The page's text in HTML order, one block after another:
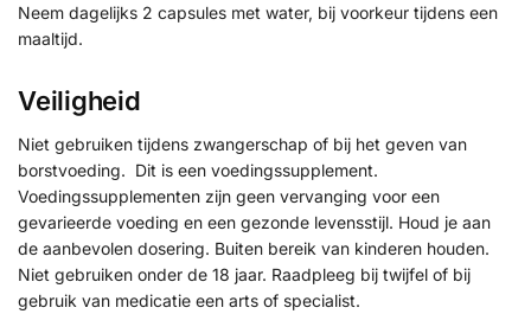
Neem dagelijks 2 capsules met water, bij voorkeur tijdens een
maaltijd.
Veiligheid
Niet gebruiken tijdens zwangerschap of bij het geven van
borstvoeding. Dit is een voedingssupplement.
Voedingssupplementen zijn geen vervanging voor een
gevarieerde voeding en een gezonde levensstijl. Houd je aan
de aanbevolen dosering. Buiten bereik van kinderen houden.
Niet gebruiken onder de 18 jaar. Raadpleeg bij twijfel of bij
gebruik van medicatie een arts of specialist.